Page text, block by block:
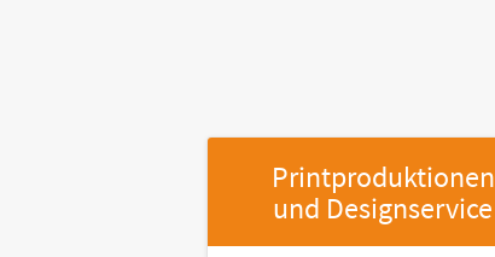
Printproduktionen
und Designservice